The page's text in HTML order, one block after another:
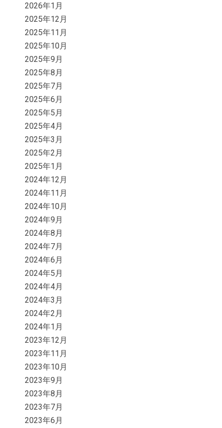
2026年1月
2025年12月
2025年11月
2025年10月
2025年9月
2025年8月
2025年7月
2025年6月
2025年5月
2025年4月
2025年3月
2025年2月
2025年1月
2024年12月
2024年11月
2024年10月
2024年9月
2024年8月
2024年7月
2024年6月
2024年5月
2024年4月
2024年3月
2024年2月
2024年1月
2023年12月
2023年11月
2023年10月
2023年9月
2023年8月
2023年7月
2023年6月